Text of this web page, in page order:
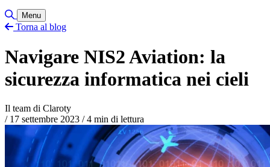
Toggle Search
Menu
Torna al blog
Navigare NIS2 Aviation: la
sicurezza informatica nei cieli
Il team di Claroty
/ 17 settembre 2023 /4 min di lettura